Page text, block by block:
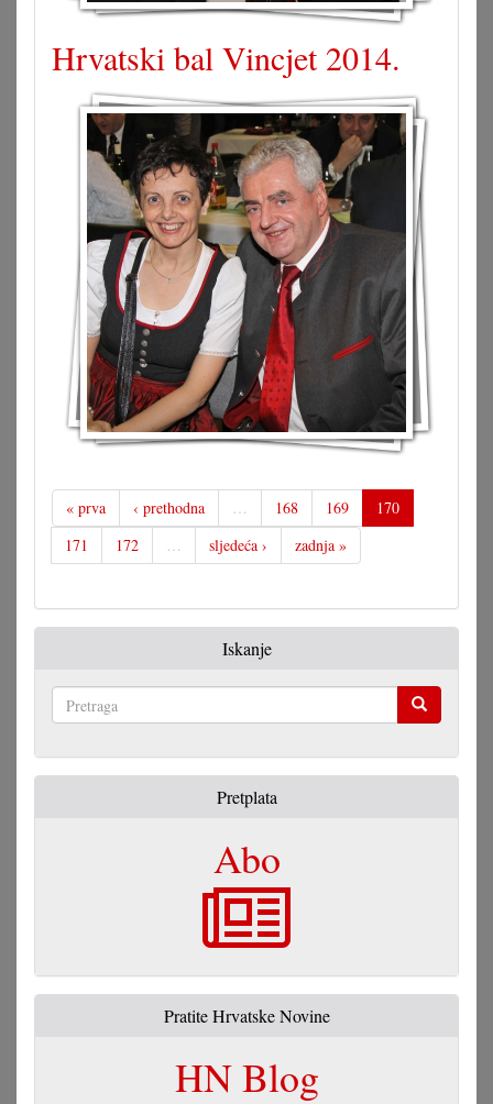
Hrvatski bal Vincjet 2014.
« prva ‹ prethodna … 168 169
170
171
172 … sljedeća › zadnja »
Iskanje
Pretplata
Abo
Pratite Hrvatske Novine
HN Blog